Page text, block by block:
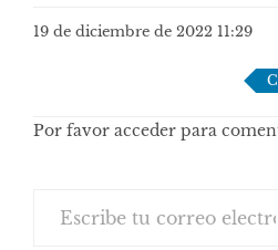
19 de diciembre de 2022 11:29
comentarios
Por favor acceder para